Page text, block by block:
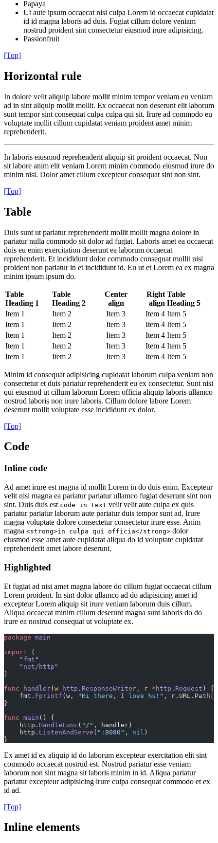
Papaya
Ut aute ipsum occaecat nisi culpa Lorem id occaecat cupidatat
id id magna laboris ad duis. Fugiat cillum dolore veniam
nostrud proident sint consectetur eiusmod irure adipisicing.
Passionfruit
[Top]
Horizontal rule
In dolore velit aliquip labore mollit minim tempor veniam eu veniam
ad in sint aliquip mollit mollit. Ex occaecat non deserunt elit laborum
sunt tempor sint consequat culpa culpa qui sit. Irure ad commodo eu
voluptate mollit cillum cupidatat veniam proident amet minim
reprehenderit.
In laboris eiusmod reprehenderit aliquip sit proident occaecat. Non
sit labore anim elit veniam Lorem minim commodo eiusmod irure do
minim nisi. Dolor amet cillum excepteur consequat sint non sint.
[Top]
Table
Duis sunt ut pariatur reprehenderit mollit mollit magna dolore in
pariatur nulla commodo sit dolor ad fugiat. Laboris amet ea occaecat
duis eu enim exercitation deserunt ea laborum occaecat
reprehenderit. Et incididunt dolor commodo consequat mollit nisi
proident non pariatur in et incididunt id. Eu ut et Lorem ea ex magna
minim ipsum ipsum do.
Table
Heading 1
Table
Heading 2
Center
align
Right
align
Table
Heading 5
Item 1
Item 2 Item 3 Item 4 Item 5
Item 1
Item 2 Item 3 Item 4 Item 5
Item 1
Item 2 Item 3 Item 4 Item 5
Item 1
Item 2 Item 3 Item 4 Item 5
Item 1
Item 2 Item 3 Item 4 Item 5
Minim id consequat adipisicing cupidatat laborum culpa veniam non
consectetur et duis pariatur reprehenderit eu ex consectetur. Sunt nisi
qui eiusmod ut cillum laborum Lorem officia aliquip laboris ullamco
nostrud laboris non irure laboris. Cillum dolore labore Lorem
deserunt mollit voluptate esse incididunt ex dolor.
[Top]
Code
Inline code
Ad amet irure est magna id mollit Lorem in do duis enim. Excepteur
velit nisi magna ea pariatur pariatur ullamco fugiat deserunt sint non
sint. Duis duis est code in text velit velit aute culpa ex quis
pariatur pariatur laborum aute pariatur duis tempor sunt ad. Irure
magna voluptate dolore consectetur consectetur irure esse. Anim
magna <strong>in culpa qui officia</strong> dolor
eiusmod esse amet aute cupidatat aliqua do id voluptate cupidatat
reprehenderit amet labore deserunt.
Highlighted
Et fugiat ad nisi amet magna labore do cillum fugiat occaecat cillum
Lorem proident. In sint dolor ullamco ad do adipisicing amet id
excepteur Lorem aliquip sit irure veniam laborum duis cillum.
Aliqua occaecat minim cillum deserunt magna sunt laboris do do
irure ea nostrud consequat ut voluptate ex.
package main
import (
    "
fmt "
    "
net/http "
)
func handler(w http . ResponseWriter , r * http . Request ) {
    fmt.
Fprintf (w, "Hi there, I love %s !" , r.URL.Path[
}
func main () {
    http.
HandleFunc ( "/" , handler)
    http.
ListenAndServe ( ":8080" , nil )
}
Ex amet id ex aliquip id do laborum excepteur exercitation elit sint
commodo occaecat nostrud est. Nostrud pariatur esse veniam
laborum non sint magna sit laboris minim in id. Aliqua pariatur
pariatur excepteur adipisicing irure culpa consequat commodo et ex
id ad.
[Top]
Inline elements